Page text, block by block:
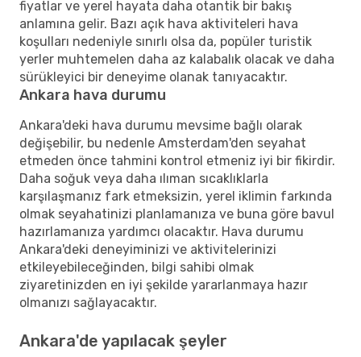
fiyatlar ve yerel hayata daha otantik bir bakış
anlamına gelir. Bazı açık hava aktiviteleri hava
koşulları nedeniyle sınırlı olsa da, popüler turistik
yerler muhtemelen daha az kalabalık olacak ve daha
sürükleyici bir deneyime olanak tanıyacaktır.
Ankara hava durumu
Ankara'deki hava durumu mevsime bağlı olarak
değişebilir, bu nedenle Amsterdam'den seyahat
etmeden önce tahmini kontrol etmeniz iyi bir fikirdir.
Daha soğuk veya daha ılıman sıcaklıklarla
karşılaşmanız fark etmeksizin, yerel iklimin farkında
olmak seyahatinizi planlamanıza ve buna göre bavul
hazırlamanıza yardımcı olacaktır. Hava durumu
Ankara'deki deneyiminizi ve aktivitelerinizi
etkileyebileceğinden, bilgi sahibi olmak
ziyaretinizden en iyi şekilde yararlanmaya hazır
olmanızı sağlayacaktır.
Ankara'de yapılacak şeyler